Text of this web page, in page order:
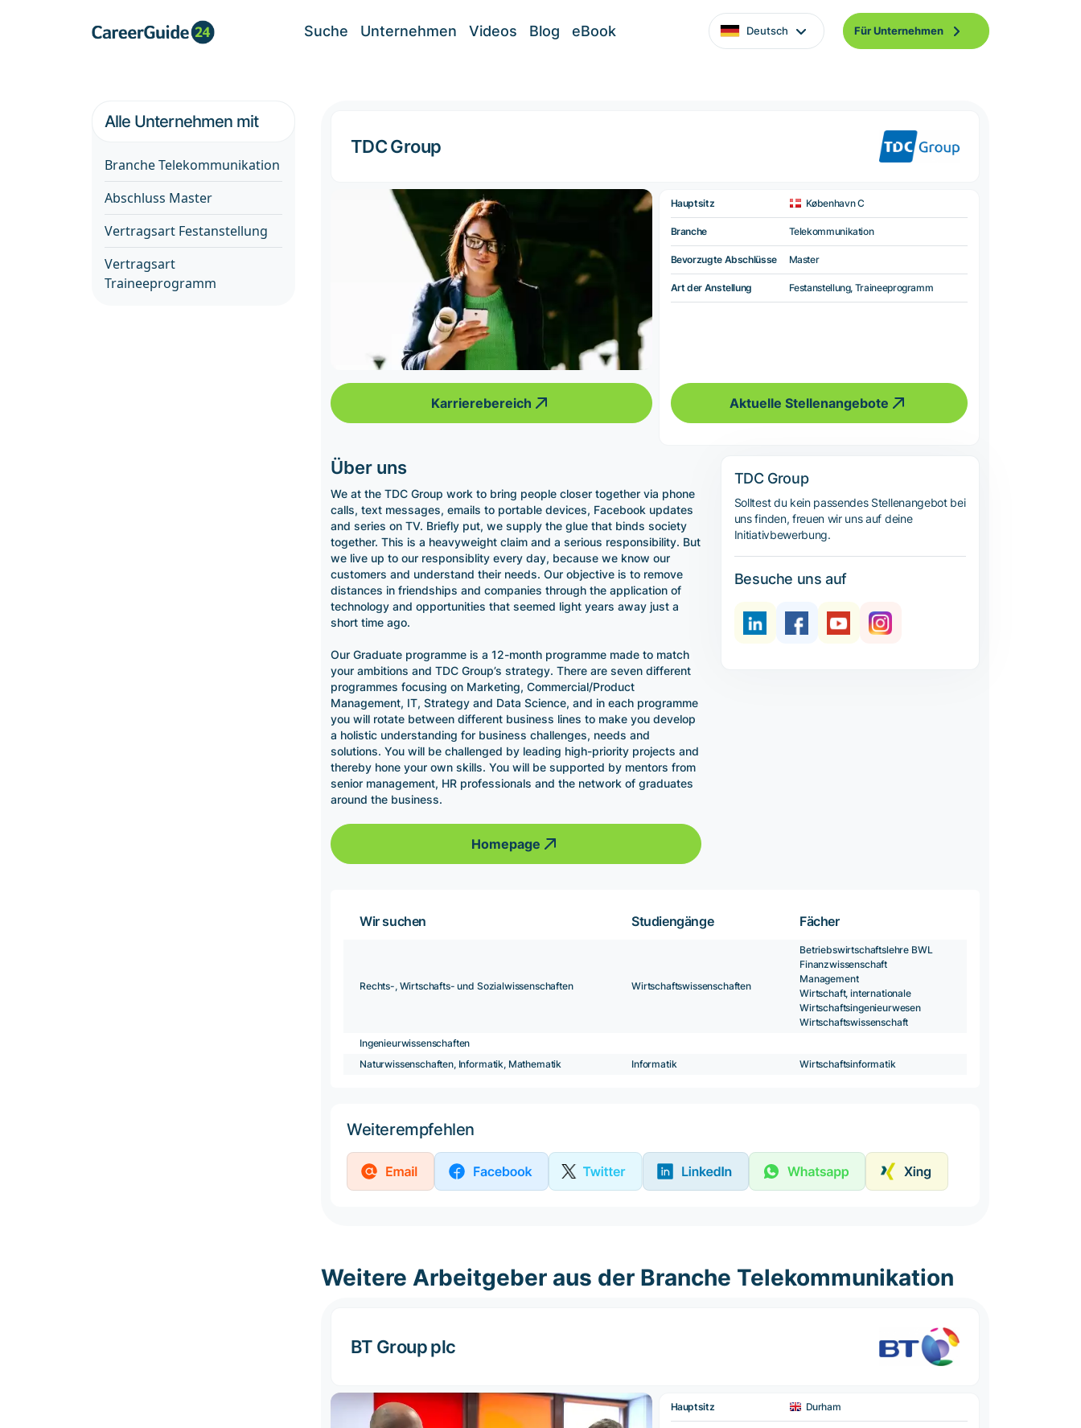
Suche Unternehmen Videos Blog eBook Deutsch Für Unternehmen
Alle Unternehmen mit
Branche Telekommunikation
Abschluss Master
Vertragsart Festanstellung
Vertragsart
Traineeprogramm
TDC Group
Karrierebereich
Hauptsitz København C
Branche Telekommunikation
Bevorzugte Abschlüsse Master
Art der Anstellung Festanstellung, Traineeprogramm
Aktuelle Stellenangebote
Über uns
We at the TDC Group work to bring people closer together via phone
calls, text messages, emails to portable devices, Facebook updates
and series on TV. Briefly put, we supply the glue that binds society
together. This is a heavyweight claim and a serious responsibility. But
we live up to our responsiblity every day, because we know our
customers and understand their needs. Our objective is to remove
distances in friendships and companies through the application of
technology and opportunities that seemed light years away just a
short time ago.
Our Graduate programme is a 12-month programme made to match
your ambitions and TDC Group’s strategy. There are seven different
programmes focusing on Marketing, Commercial/Product
Management, IT, Strategy and Data Science, and in each programme
you will rotate between different business lines to make you develop
a holistic understanding for business challenges, needs and
solutions. You will be challenged by leading high-priority projects and
thereby hone your own skills. You will be supported by mentors from
senior management, HR professionals and the network of graduates
around the business.
Homepage
TDC Group
Solltest du kein passendes Stellenangebot bei
uns finden, freuen wir uns auf deine
Initiativbewerbung.
Besuche uns auf
Wir suchen Studiengänge Fächer
Rechts-, Wirtschafts- und Sozialwissenschaften Wirtschaftswissenschaften
Betriebswirtschaftslehre BWL
Finanzwissenschaft
Management
Wirtschaft, internationale
Wirtschaftsingenieurwesen
Wirtschaftswissenschaft
Ingenieurwissenschaften
Naturwissenschaften, Informatik, Mathematik
Informatik Wirtschaftsinformatik
Weiterempfehlen
Weitere Arbeitgeber aus der Branche Telekommunikation
BT Group plc
Hauptsitz Durham